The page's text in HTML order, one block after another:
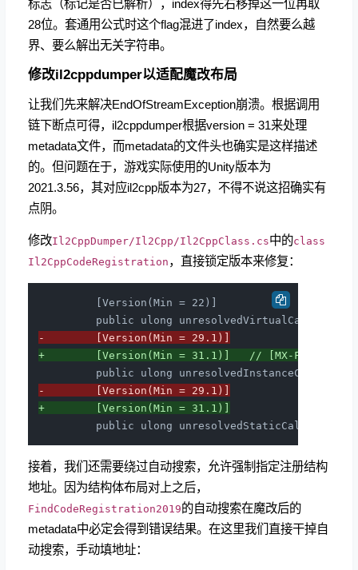
标志（标记是否已解析），index得先右移掉这一位再取
28位。套通用公式时这个flag混进了index，自然要么越
界、要么解出无关字符串。
修改il2cppdumper以适配魔改布局
让我们先来解决EndOfStreamException崩溃。根据调用
链下断点可得，il2cppdumper根据version = 31来处理
metadata文件，而metadata的文件头也确实是这样描述
的。但问题在于，游戏实际使用的Unity版本为
2021.3.56，其对应il2cpp版本为27，不得不说这招确实有
点阴。
修改Il2CppDumper/Il2Cpp/Il2CppClass.cs中的class
Il2CppCodeRegistration，直接锁定版本来修复：
         [Version(Min = 22)]
-        [Version(Min = 29.1)]
+        [Version(Min = 31.1)]   // [MX-FIX#1] Yostar
-        [Version(Min = 29.1)]
+        [Version(Min = 31.1)]
接着，我们还需要绕过自动搜索，允许强制指定注册结构
地址。因为结构体布局对上之后，
FindCodeRegistration2019的自动搜索在魔改后的
metadata中必定会得到错误结果。在这里我们直接干掉自
动搜索，手动填地址：